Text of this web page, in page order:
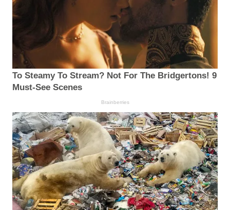
To Steamy To Stream? Not For The Bridgertons! 9
Must-See Scenes
Brainberries